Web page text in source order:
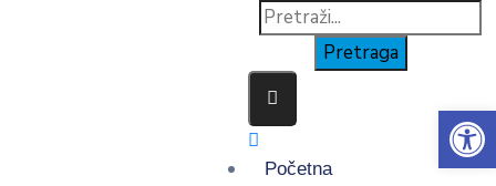
Početna